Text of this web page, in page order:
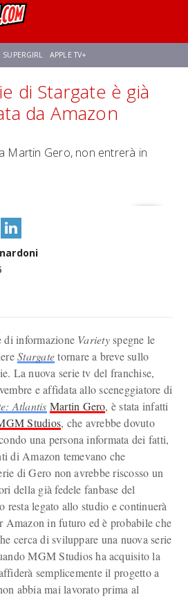
SUPERGIRL APPLE TV+
STAR TREK AVENGERS: DOOMSDAY
di Stargate è già
da Amazon
Martin Gero, non entrerà in
di informazione Varietyspegne le
Stargatetornare a breve sullo
La nuova serie tv del franchise,
e affidata allo sceneggiatore di
Atlantis Martin Gero, è stata infatti
Studios, che avrebbe dovuto
una persona informata dei fatti,
di Amazon temevano che
di Gero non avrebbe riscosso un
della già fedele fanbase del
resta legato allo studio e continuerà
Amazon in futuro ed è probabile che
cerca di sviluppare una nuova serie
MGM Studios ha acquisito la
semplicemente il progetto a
abbia mai lavorato prima al